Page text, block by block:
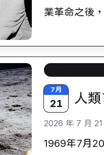
業革命之後
7月
21 人
2026 年 7 月 21
1969年7月